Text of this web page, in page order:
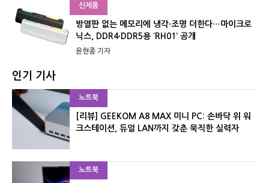
신제품
방열판 없는 메모리에 냉각·조명 더한다…마이크로
닉스, DDR4·DDR5용 ‘RH01’ 공개
윤현종 기자
인기 기사
노트북
[리뷰] GEEKOM A8 MAX 미니 PC: 손바닥 위 워
크스테이션, 듀얼 LAN까지 갖춘 묵직한 실력자
노트북